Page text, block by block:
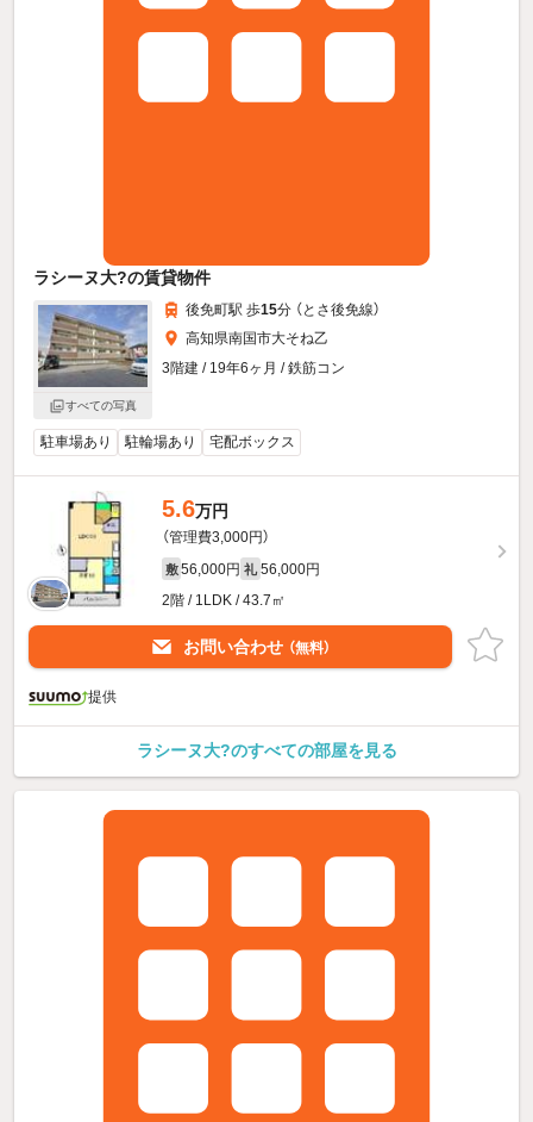
ラシーヌ大?の賃貸物件
すべての写真
後免町駅 歩15分 （とさ後免線）
高知県南国市大そね乙
3階建 / 19年6ヶ月 / 鉄筋コン
駐車場あり 駐輪場あり 宅配ボックス
5.6万円
（管理費3,000円）
敷 56,000円 礼 56,000円
2階 / 1LDK / 43.7㎡
お問い合わせ （無料）
提供
ラシーヌ大?のすべての部屋を見る